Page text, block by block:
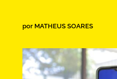
por MATHEUS SOARES